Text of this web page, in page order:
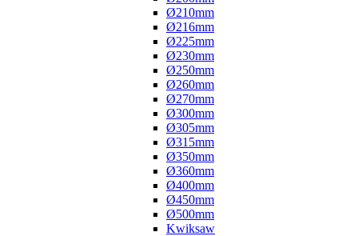
Ø210mm
Ø216mm
Ø225mm
Ø230mm
Ø250mm
Ø260mm
Ø270mm
Ø300mm
Ø305mm
Ø315mm
Ø350mm
Ø360mm
Ø400mm
Ø450mm
Ø500mm
Kwiksaw